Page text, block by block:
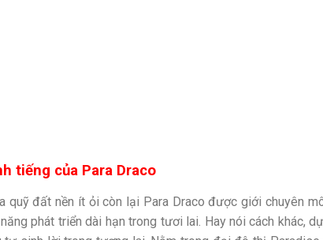
tiếng của Para Draco
quỹ đất nền ít ỏi còn lại Para Draco được giới chuyên
phát triển dài hạn trong tươi lai. Hay nói cách khác,